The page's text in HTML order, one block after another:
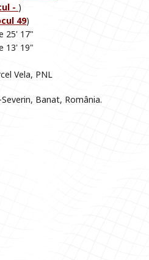
- )
49)
25' 17"
13' 19"
Vela, PNL
Banat, România.